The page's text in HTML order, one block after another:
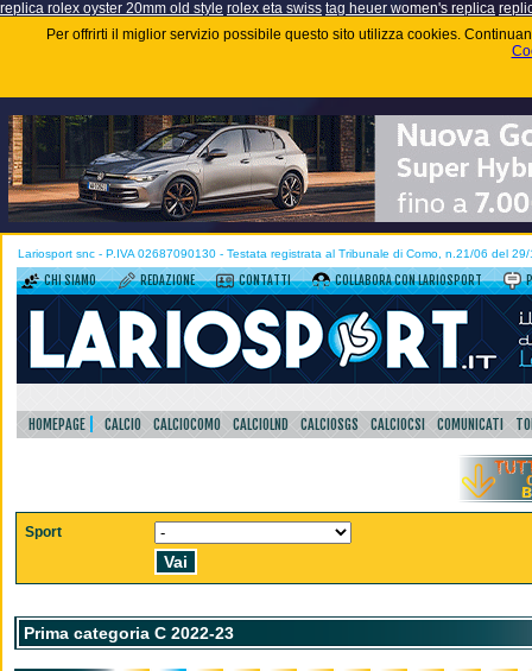
replica rolex oyster 20mm old style rolex eta swiss tag heuer women's replica
Per offrirti il miglior servizio possibile questo sito utilizza cookies.
Lariosport snc - P.IVA 02687090130 - Testata registrata al Tribunale di Como, n.21/06 del
CHI SIAMO REDAZIONE CONTATTI COLLABORA CON LARIOSPORT
HOMEPAGE CALCIO CALCIOCOMO CALCIOLND CALCIOSGS CALCIOCSI COMUNICATI
Sport
Prima categoria C 2022-23